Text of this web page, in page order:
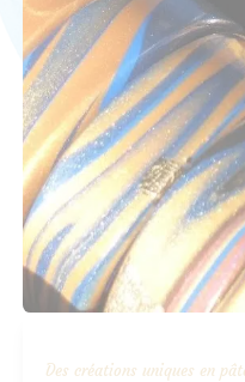
Des créations uniques en